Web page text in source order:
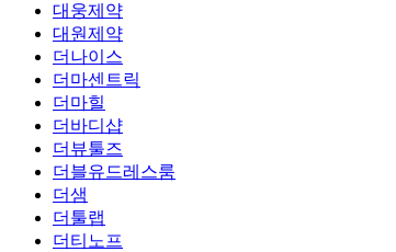
대웅제약
대원제약
더나이스
더마센트릭
더마힐
더바디샵
더뷰툴즈
더블유드레스룸
더샘
더툴랩
더티노프